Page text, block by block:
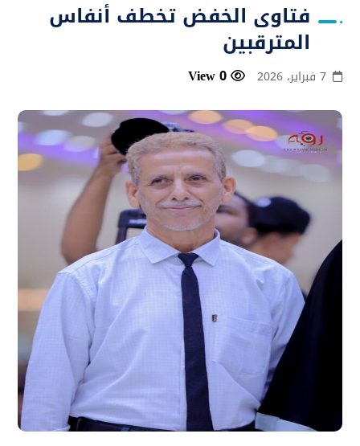
فتاوى الخفض تخطف أنفاس
المترقبين
7 فبراير، 2026 0 View